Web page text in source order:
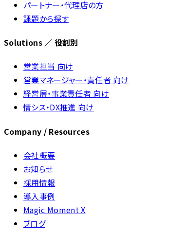
パートナー・代理店の方
課題から探す
Solutions ／ 役割別
営業担当 向け
営業マネージャー・責任者 向け
経営層・事業責任者 向け
情シス・DX推進 向け
Company / Resources
会社概要
お知らせ
採用情報
導入事例
Magic Moment X
ブログ